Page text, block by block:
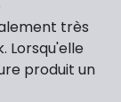
très
Lorsqu'elle
produit un